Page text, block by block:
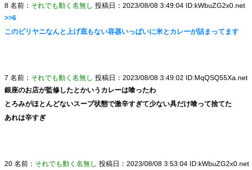
8 名前： それでも動く名無し 投稿日：2023/08/08 3:49:04 ID:kWbuZG2x0.net
>>6
このビリヤニなんと上げ底もない容器いっぱいに米とカレーが詰まってます
7 名前： それでも動く名無し 投稿日：2023/08/08 3:49:02 ID:MqQSQ55Xa.net
銀座のお店が監修したとかいうカレーは喰ったわ
とろみがほとんどないスープ状態で激辛すぎて少ない具だけ喰って捨てた
あれは辛すぎ
20 名前： それでも動く名無し 投稿日：2023/08/08 3:53:04 ID:kWbuZG2x0.net
が酷い街にアジア人が行くとこうなる!!
ぷのポスター貼ってく